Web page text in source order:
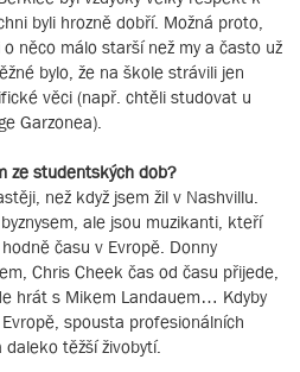
byli hrozně dobří. Možná proto,
něco málo starší než my a často už
bylo, že na škole strávili jen
věci (např. chtěli studovat u
Garzonea).
ze studentských dob?
než když jsem žil v Nashvillu.
ale jsou muzikanti, kteří
času v Evropě. Donny
Chris Cheek čas od času přijede,
hrát s Mikem Landauem… Kdyby
spousta profesionálních
těžší živobytí.